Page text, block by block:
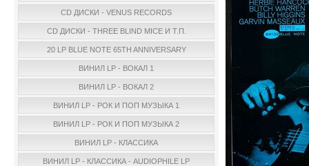
CD ДИСКИ - VENUS RECORDS
CD ДИСКИ - THREE BLIND MICE И Т.П.
20 LP BLUE NOTE 65TH ANNIVERSARY
ВИНИЛ LP - ВОКАЛ 1
ВИНИЛ LP - ВОКАЛ 2
ВИНИЛ LP - РОК И ПОП МУЗЫКА 1
ВИНИЛ LP - РОК И ПОП МУЗЫКА 2
ВИНИЛ LP - КЛАССИКА
ВИНИЛ LP - КЛАССИКА - AUDIOPHILE LP